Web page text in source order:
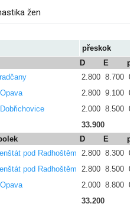
žen
přeskok
D E
2.800 8.700
2.800 9.100
2.000 8.500
33.900
D E
pod Radhoštěm 2.800 8.300
pod Radhoštěm 2.800 8.500
2.000 8.800
33.200